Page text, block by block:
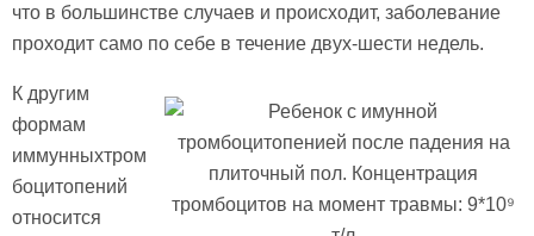
что в большинстве случаев и происходит, заболевание
проходит само по себе в течение двух-шести недель.
К другим
формам
иммунныхтром
боцитопений
относится